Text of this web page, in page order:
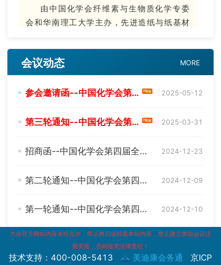
由中国化学会纤维素与生物质化学专委
会和华南理工大学主办，先进造纸与纸基材
与工程学院、华南理工大学化学与化工学
院、华南理工大学食品科学与工程学院联合
质化学会议将于2025年05月15日至19日在
广东省广州市召开。
我们诚挚邀请领域内专家学者、科研人
纤维素科学与技术的创新发展，共襄盛会！
会议动态 MORE
参会邀请函--中国化学会第四届全国纤维素与生物质化学会议 2025-05-12
第三轮通知--中国化学会第四届全国纤维素与生物质化学会议 2025-03-31
招商函--中国化学会第四届全国纤维素与生物质化学会议 2024-12-23
第二轮通知--中国化学会第四届全国纤维素与生物质化学会议 2024-12-09
第一轮通知--中国化学会第四届全国纤维素与生物质化学会议 2024-12-10
大会官方网站内容未经允许，禁止拷贝或转载本站内容，禁止建立类似会议注
册页面，否则追究法律责任！
技术支持：400-008-5413 美迪康会务通 京ICP